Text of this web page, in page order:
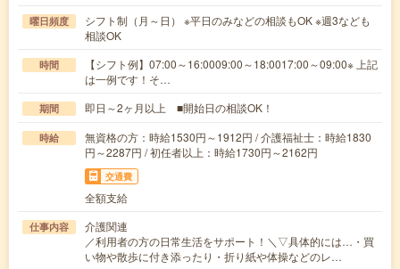
曜日頻度
シフト制（月～日） ※平日のみなどの相談もOK ※週3なども
相談OK
時間
【シフト例】07:00～16:0009:00～18:0017:00～09:00※ 上記
は一例です！そ…
期間 即日～2ヶ月以上 ■開始日の相談OK！
時給
無資格の方：時給1530円～1912円 / 介護福祉士：時給1830
円～2287円 / 初任者以上：時給1730円～2162円
交通費
全額支給
仕事内容
介護関連
／利用者の方の日常生活をサポート！＼▽具体的には…・買
い物や散歩に付き添ったり・折り紙や体操などのレ…